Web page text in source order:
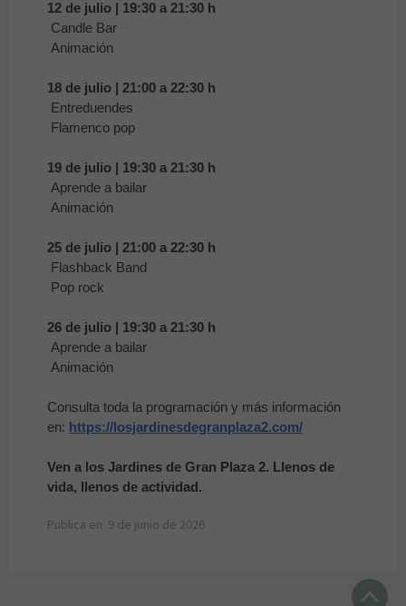
12 de julio | 19:30 a 21:30 h
Candle Bar
Animación
18 de julio | 21:00 a 22:30 h
Entreduendes
Flamenco pop
19 de julio | 19:30 a 21:30 h
Aprende a bailar
Animación
25 de julio | 21:00 a 22:30 h
Flashback Band
Pop rock
26 de julio | 19:30 a 21:30 h
Aprende a bailar
Animación
Consulta toda la programación y más información
en: https://losjardinesdegranplaza2.com/
Ven a los Jardines de Gran Plaza 2. Llenos de
vida, llenos de actividad.
Publica en: 9 de junio de 2026